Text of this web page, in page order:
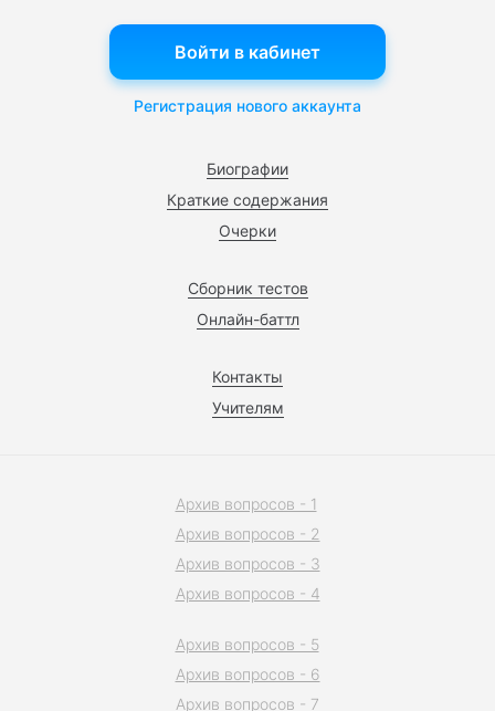
Биографии
Краткие содержания
Очерки
Сборник тестов
Онлайн-баттл
Контакты
Учителям
Войти в кабинет
Регистрация нового аккаунта
Архив вопросов - 1
Архив вопросов - 2
Архив вопросов - 3
Архив вопросов - 4
Архив вопросов - 5
Архив вопросов - 6
Архив вопросов - 7